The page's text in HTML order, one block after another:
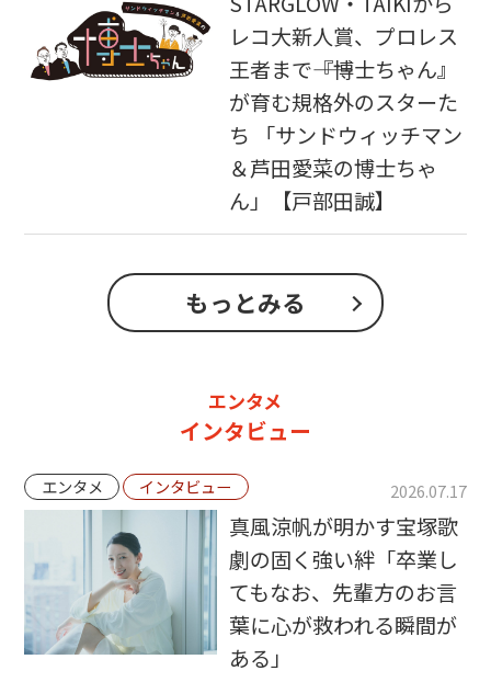
レコ大新人賞、プロレス
王者まで――『博士ちゃん』
が育む規格外のスターた
ち 「サンドウィッチマン
＆芦田愛菜の博士ちゃ
ん」【戸部田誠】
もっとみる
エンタメ
インタビュー
エンタメ インタビュー 2026.07.17
真風涼帆が明かす宝塚歌
劇の固く強い絆「卒業し
てもなお、先輩方のお言
葉に心が救われる瞬間が
ある」